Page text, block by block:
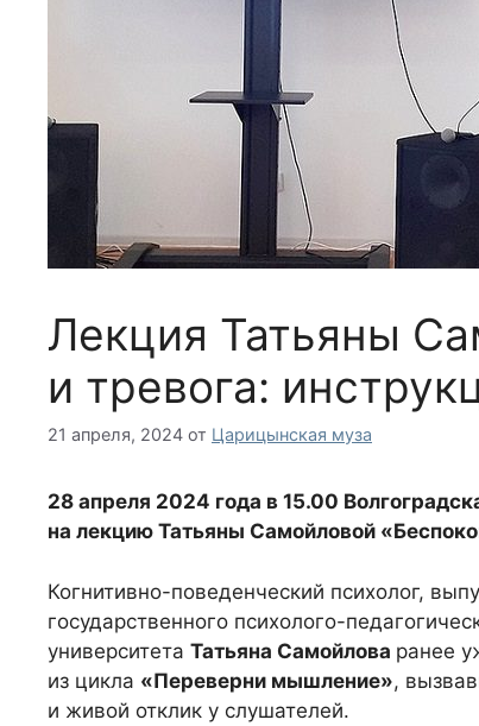
Лекция Татьяны
и тревога:
21 апреля, 2024 от Царицынская муза
28 апреля 2024 года в 15.00
на лекцию Татьяны Самойловой
Когнитивно-поведенческий психолог,
государственного психолого-
университета Татьяна Самойлова ранее
из цикла «Переверни мышление»,
и живой отклик у слушателей.